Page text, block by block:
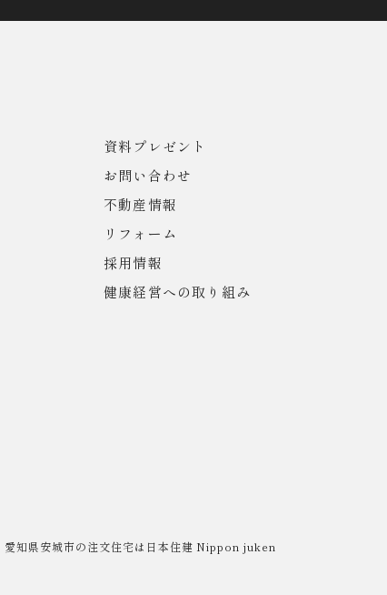
資料プレゼント
お問い合わせ
不動産情報
リフォーム
採用情報
健康経営への取り組み
愛知県安城市の注文住宅は日本住建 Nippon juken